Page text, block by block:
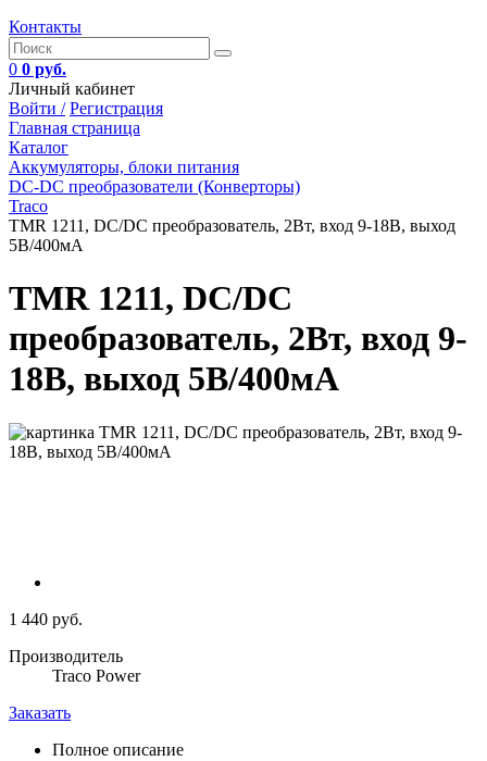
Контакты
0 0 руб.
Личный кабинет
Войти / Регистрация
Главная страница
Каталог
Аккумуляторы, блоки питания
DC-DC преобразователи (Конверторы)
Traco
TMR 1211, DC/DC преобразователь, 2Вт, вход 9-18В, выход
5В/400мА
TMR 1211, DC/DC
преобразователь, 2Вт, вход 9-
18В, выход 5В/400мА
1 440 руб.
Производитель
Traco Power
Заказать
Полное описание